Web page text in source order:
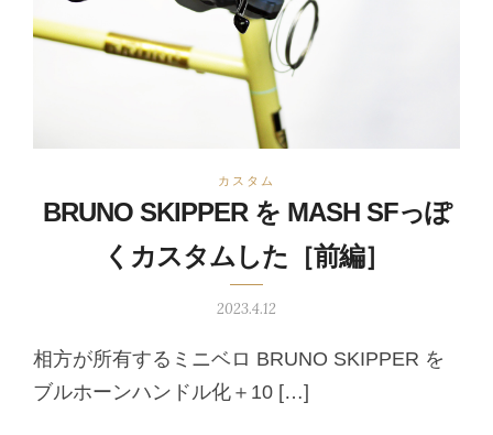
カスタム
BRUNO SKIPPER を MASH SFっぽ
くカスタムした［前編］
2023.4.12
相方が所有するミニベロ BRUNO SKIPPER を
ブルホーンハンドル化＋10 […]